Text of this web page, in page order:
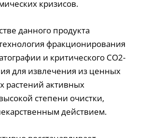
кризисов.
данного продукта
фракционирования
и критического СО2-
для извлечения из ценных
растений активных
степени очистки,
действием.